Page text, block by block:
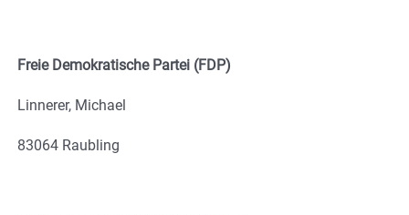
Freie Demokratische Partei (FDP)
Linnerer, Michael
83064 Raubling